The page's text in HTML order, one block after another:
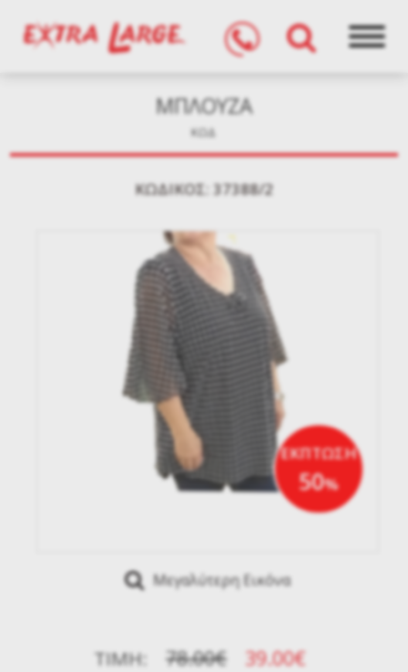
ΜΠΛΟΥΖΑ
ΚΩΔ
KΩΔΙΚΌΣ: 37388/2
ΕΚΠΤΩΣΗ
50%
Μεγαλύτερη Εικόνα
ΤΙΜΉ: 78.00€ 39.00€